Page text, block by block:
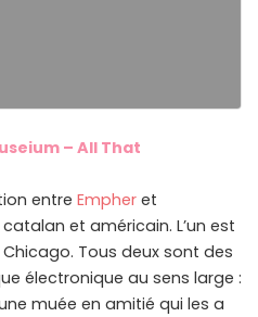
– All That
entre Empher et
et américain. L’un est
Tous deux sont des
électronique au sens large :
muée en amitié qui les a